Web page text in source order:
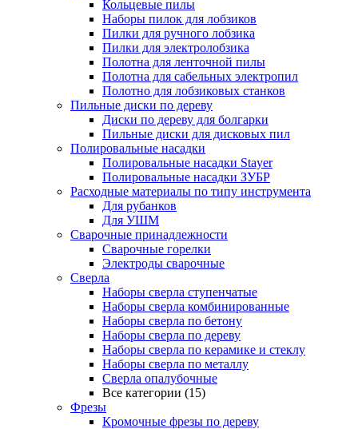
Кольцевые пилы
Наборы пилок для лобзиков
Пилки для ручного лобзика
Пилки для электролобзика
Полотна для ленточной пилы
Полотна для сабельных электропил
Полотно для лобзиковых станков
Пильные диски по дереву
Диски по дереву для болгарки
Пильные диски для дисковых пил
Полировальные насадки
Полировальные насадки Stayer
Полировальные насадки ЗУБР
Расходные материалы по типу инструмента
Для рубанков
Для УШМ
Сварочные принадлежности
Сварочные горелки
Электроды сварочные
Сверла
Наборы cверла ступенчатые
Наборы сверла комбинированные
Наборы сверла по бетону
Наборы сверла по дереву
Наборы сверла по керамике и стеклу
Наборы сверла по металлу
Сверла опалубочные
Все категории (15)
Фрезы
Кромочные фрезы по дереву